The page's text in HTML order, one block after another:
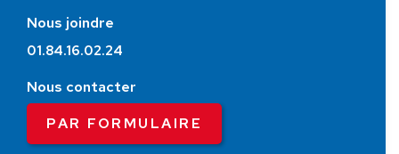
Nous joindre
01.84.16.02.24
Nous contacter
PAR FORMULAIRE